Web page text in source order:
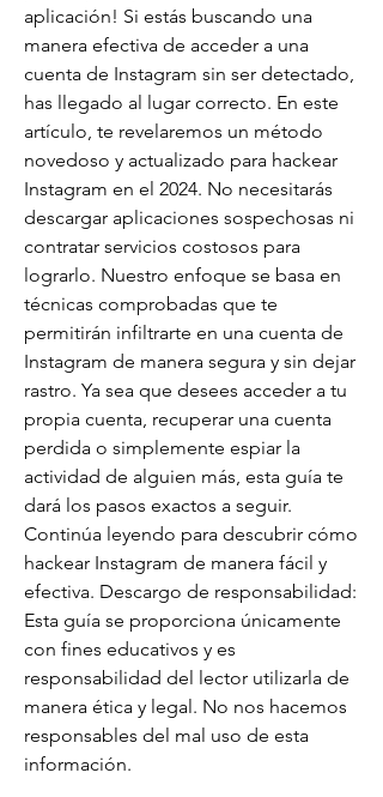
aplicación! Si estás buscando una
manera efectiva de acceder a una
cuenta de Instagram sin ser detectado,
has llegado al lugar correcto. En este
artículo, te revelaremos un método
novedoso y actualizado para hackear
Instagram en el 2024. No necesitarás
descargar aplicaciones sospechosas ni
contratar servicios costosos para
lograrlo. Nuestro enfoque se basa en
técnicas comprobadas que te
permitirán infiltrarte en una cuenta de
Instagram de manera segura y sin dejar
rastro. Ya sea que desees acceder a tu
propia cuenta, recuperar una cuenta
perdida o simplemente espiar la
actividad de alguien más, esta guía te
dará los pasos exactos a seguir.
Continúa leyendo para descubrir cómo
hackear Instagram de manera fácil y
efectiva. Descargo de responsabilidad:
Esta guía se proporciona únicamente
con fines educativos y es
responsabilidad del lector utilizarla de
manera ética y legal. No nos hacemos
responsables del mal uso de esta
información.